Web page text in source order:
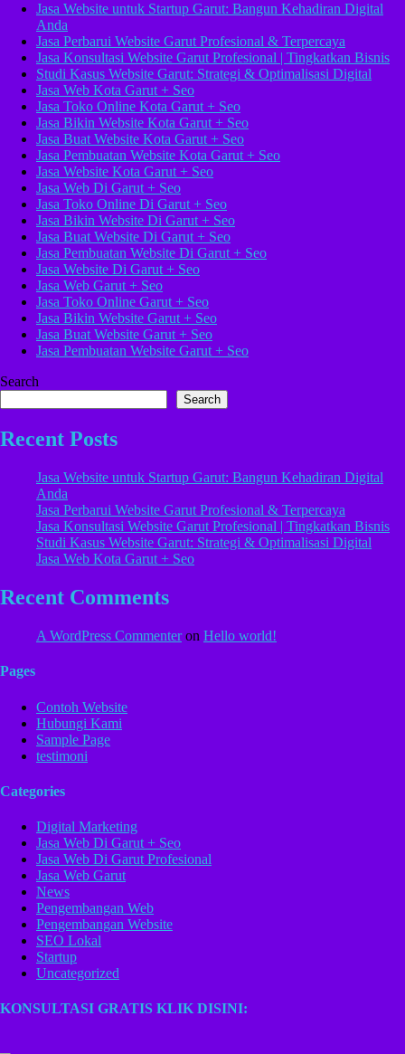
Jasa Website untuk Startup Garut: Bangun Kehadiran Digital
Anda
Jasa Perbarui Website Garut Profesional & Terpercaya
Jasa Konsultasi Website Garut Profesional | Tingkatkan Bisnis
Studi Kasus Website Garut: Strategi & Optimalisasi Digital
Jasa Web Kota Garut + Seo
Jasa Toko Online Kota Garut + Seo
Jasa Bikin Website Kota Garut + Seo
Jasa Buat Website Kota Garut + Seo
Jasa Pembuatan Website Kota Garut + Seo
Jasa Website Kota Garut + Seo
Jasa Web Di Garut + Seo
Jasa Toko Online Di Garut + Seo
Jasa Bikin Website Di Garut + Seo
Jasa Buat Website Di Garut + Seo
Jasa Pembuatan Website Di Garut + Seo
Jasa Website Di Garut + Seo
Jasa Web Garut + Seo
Jasa Toko Online Garut + Seo
Jasa Bikin Website Garut + Seo
Jasa Buat Website Garut + Seo
Jasa Pembuatan Website Garut + Seo
Search
Search
Recent Posts
Jasa Website untuk Startup Garut: Bangun Kehadiran Digital
Anda
Jasa Perbarui Website Garut Profesional & Terpercaya
Jasa Konsultasi Website Garut Profesional | Tingkatkan Bisnis
Studi Kasus Website Garut: Strategi & Optimalisasi Digital
Jasa Web Kota Garut + Seo
Recent Comments
A WordPress Commenteron Hello world!
Pages
Contoh Website
Hubungi Kami
Sample Page
testimoni
Categories
Digital Marketing
Jasa Web Di Garut + Seo
Jasa Web Di Garut Profesional
Jasa Web Garut
News
Pengembangan Web
Pengembangan Website
SEO Lokal
Startup
Uncategorized
KONSULTASI GRATIS KLIK DISINI: